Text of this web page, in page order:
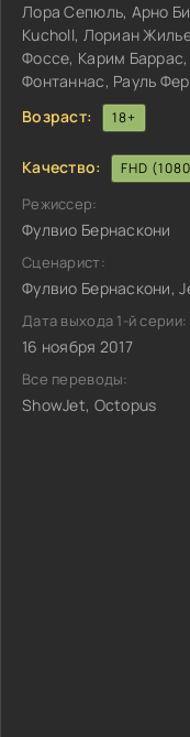
Лора Сепюль, Арно
Kucholl, Лориан
Фоссе, Карим
Фонтаннас, Рауль
Возраст:
18+
Качество: FHD
Режиссер:
Фулвио Бернаскони
Сценарист:
Фулвио Бернаскони,
Дата выхода 1-й серии:
16 ноября 2017
Все переводы:
ShowJet, Octopus